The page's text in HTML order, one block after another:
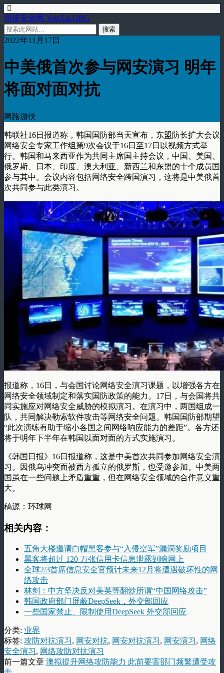
游侠安全网 YouXia.ORG
2022年11月17日
中美俄首次参与网安演习 明年
将面对面对抗
网路游侠
韩联社16日报道称，韩国国防部当天宣布，东盟防长扩大会议
网络安全专家工作组第9次会议于16日至17日以视频方式举
行。韩国和马来西亚作为共同主席国主持会议，中国、美国、
俄罗斯、日本、印度、澳大利亚、新西兰和东盟的十个成员国
参与其中。会议内容包括网络安全跨国演习，这将是中美俄首
次共同参与此类演习。
报道称，16日，与会国讨论网络安全演习课题，以增强各方在
网络安全领域制定和落实国防政策的能力。17日，与会国将共
同实施应对网络安全威胁的模拟演习。在演习中，两国组成一
队，共同解决勒索软件攻击等网络安全问题。韩国国防部期望
“此次演练有助于缩小各国之间网络响应能力的差距”。各方还
将于明年下半年在韩国以面对面的方式实施演习。
《韩国日报》16日报道称，这是中美首次共同参加网络安全演
习。因俄乌冲突而被西方孤立的俄罗斯，也受邀参加。中美两
国虽在一些问题上矛盾重重，但在网络安全领域的合作意义重
大。
稿源：环球网
相关内容：
五角大楼邀请白帽黑客参与“入侵空军”漏洞奖励项目
黑客将超过 120 万张信用卡信息泄露到暗网上
全球2/3首席信息安全官预计未来12月将遭遇破坏性的网
络攻击
林剑：中方坚决反对美英等翻炒所谓“中国网络攻击”
韩国政府部门屏蔽DeepSeek，外交部回应
一些国家禁止、限制使用DeepSeek 外交部回应
分类: 业界
标签: 攻防对抗演习, 网安对抗, 网安对抗演习, 网安演习, 网络
安全演习, 网络攻防对抗演习
前一篇文章 澳拟提升网络攻防能力 此前要害部门频繁遭受攻